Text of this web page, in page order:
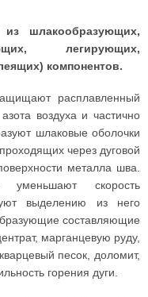
из шлакообразующих,
легирующих,
компонентов.
расплавленный
воздуха и частично
шлаковые оболочки
через дуговой
металла шва.
уменьшают скорость
выделению из него
составляющие
марганцевую руду,
песок, доломит,
горения дуги.